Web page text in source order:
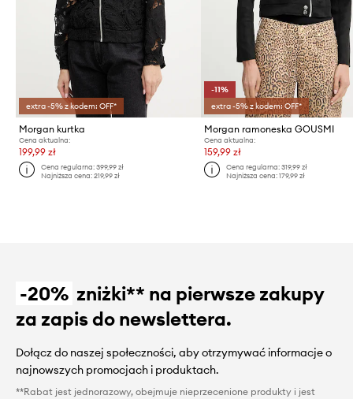
extra -5% z kodem: OFF*
Morgan kurtka
Cena aktualna:
199,99 zł
Cena regularna:399,99 zł
Najniższa cena:219,99 zł
-11%
extra -5% z kodem: OFF*
Morgan ramoneska GOUSMI
Cena aktualna:
159,99 zł
Cena regularna: 319,99 zł
Najniższa cena: 179,99 zł
-20% zniżki** na pierwsze zakupy
za zapis do newslettera.
Dołącz do naszej społeczności, aby otrzymywać informacje o
najnowszych promocjach i produktach.
**Rabat jest jednorazowy, obejmuje nieprzecenione produkty i jest